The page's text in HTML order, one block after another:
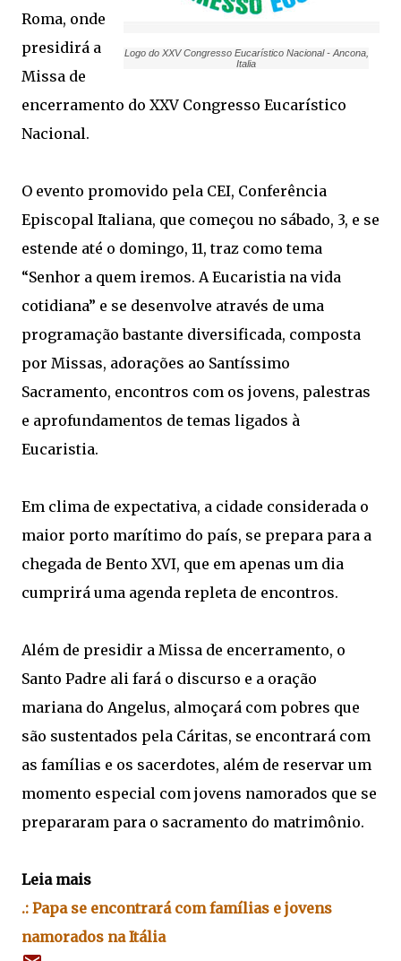
Logo do XXV Congresso Eucarístico Nacional - Ancona,
Italia
Roma, onde
presidirá a
Missa de
encerramento do XXV Congresso Eucarístico
Nacional.
O evento promovido pela CEI, Conferência
Episcopal Italiana, que começou no sábado, 3, e se
estende até o domingo, 11, traz como tema
“Senhor a quem iremos. A Eucaristia na vida
cotidiana” e se desenvolve através de uma
programação bastante diversificada, composta
por Missas, adorações ao Santíssimo
Sacramento, encontros com os jovens, palestras
e aprofundamentos de temas ligados à
Eucaristia.
Em clima de expectativa, a cidade considerada o
maior porto marítimo do país, se prepara para a
chegada de Bento XVI, que em apenas um dia
cumprirá uma agenda repleta de encontros.
Além de presidir a Missa de encerramento, o
Santo Padre ali fará o discurso e a oração
mariana do Angelus, almoçará com pobres que
são sustentados pela Cáritas, se encontrará com
as famílias e os sacerdotes, além de reservar um
momento especial com jovens namorados que se
prepararam para o sacramento do matrimônio.
Leia mais
.: Papa se encontrará com famílias e jovens
namorados na Itália